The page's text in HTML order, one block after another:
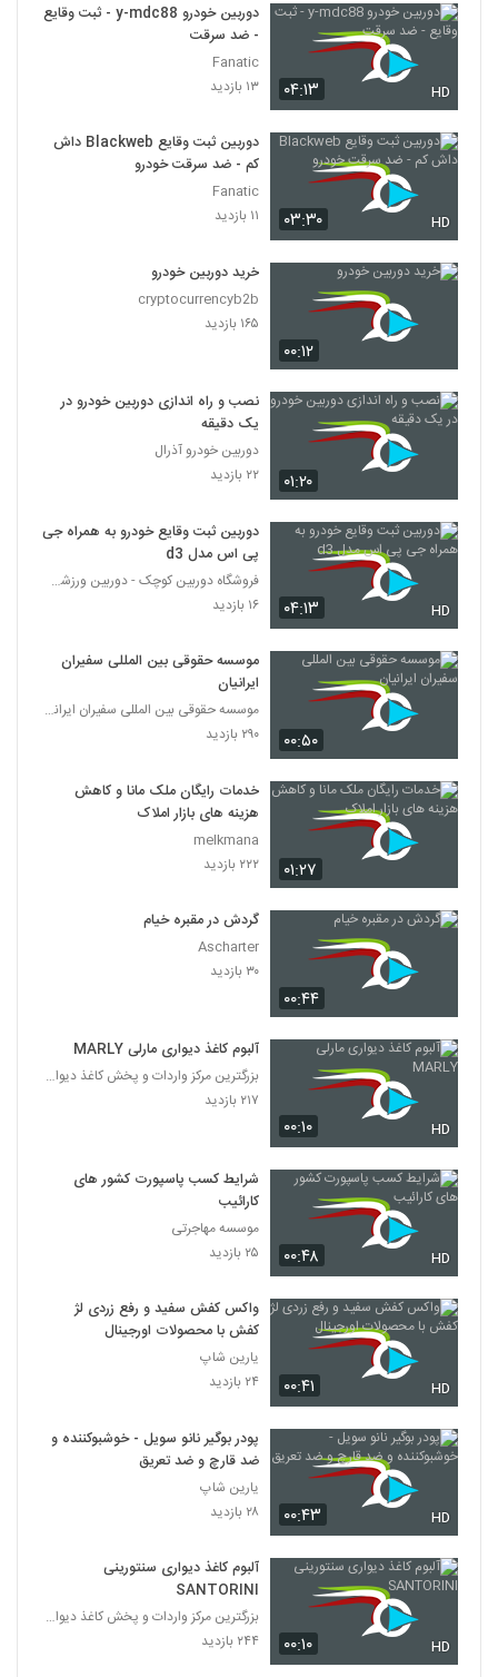
۰۴:۱۳ HD
دوربین خودرو y-mdc88 - ثبت وقایع
- ضد سرقت
Fanatic
۱۳ بازدید
۰۳:۳۰ HD
دوربین ثبت وقایع Blackweb داش
کم - ضد سرقت خودرو
Fanatic
۱۱ بازدید
۰۰:۱۲
خرید دوربین خودرو
cryptocurrencyb2b
۱۶۵ بازدید
۰۱:۲۰
نصب و راه اندازی دوربین خودرو در
یک دقیقه
دوربین خودرو آذرال
۲۲ بازدید
۰۴:۱۳ HD
دوربین ثبت وقایع خودرو به همراه جی
پی اس مدل d3
فروشگاه دوربین کوچک - دوربین ورزشی - دوربین ریز
۱۶ بازدید
۰۰:۵۰
موسسه حقوقی بین المللی سفیران
ایرانیان
موسسه حقوقی بین المللی سفیران ایرانیان
۲۹۰ بازدید
۰۱:۲۷
خدمات رایگان ملک مانا و کاهش
هزینه های بازار املاک
melkmana
۲۲۲ بازدید
۰۰:۴۴
گردش در مقبره خیام
Ascharter
۳۰ بازدید
۰۰:۱۰ HD
آلبوم کاغذ دیواری مارلی MARLY
بزرگترین مرکز واردات و پخش کاغذ دیواری
۲۱۷ بازدید
۰۰:۴۸ HD
شرایط کسب پاسپورت کشور های
کارائیب
موسسه مهاجرتی
۲۵ بازدید
۰۰:۴۱ HD
واکس کفش سفید و رفع زردی لژ
کفش با محصولات اورجینال
یارین شاپ
۲۴ بازدید
۰۰:۴۳ HD
پودر بوگیر نانو سویل - خوشبوکننده و
ضد قارچ و ضد تعریق
یارین شاپ
۲۸ بازدید
۰۰:۱۰ HD
آلبوم کاغذ دیواری سنتورینی
SANTORINI
بزرگترین مرکز واردات و پخش کاغذ دیواری
۲۴۴ بازدید